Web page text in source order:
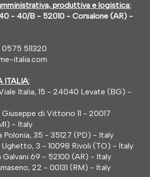
produttiva e logistica:
- 40/B - 52010 - Corsalone (AR) -
511320
italia.com
ITALIA:
Italia, 15 - 24040 Levate (BG) -
di Vittorio 11 - 20017
- Italy
Polonia, 35 - 35127 (PD) - Italy
Ughetto, 3 - 10098 Rivoli (TO) - Italy
Galvani 69 - 52100 (AR) - Italy
22 - 00131 (RM) - Italy